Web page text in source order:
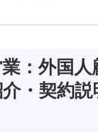
：外国人
・契約